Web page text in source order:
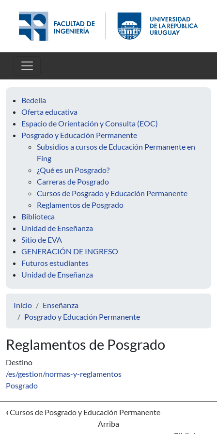
Bedelia
Oferta educativa
Espacio de Orientación y Consulta (EOC)
Posgrado y Educación Permanente
Subsidios a cursos de Educación Permanente en
Fing
¿Qué es un Posgrado?
Carreras de Posgrado
Cursos de Posgrado y Educación Permanente
Reglamentos de Posgrado
Biblioteca
Unidad de Enseñanza
Sitio de EVA
GENERACIÓN DE INGRESO
Futuros estudiantes
Unidad de Enseñanza
Inicio
Enseñanza
Posgrado y Educación Permanente
Reglamentos de Posgrado
Destino
/es/gestion/normas-y-reglamentos
Posgrado
‹Cursos de Posgrado y Educación Permanente
Arriba